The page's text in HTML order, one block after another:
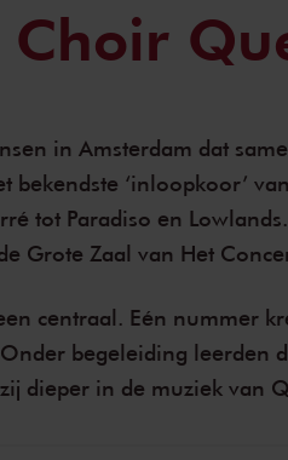
in Amsterdam dat
‘inloopkoor’
tot Paradiso en
Grote Zaal van Het
centraal. Eén nummer
begeleiding leerden
dieper in de muziek van